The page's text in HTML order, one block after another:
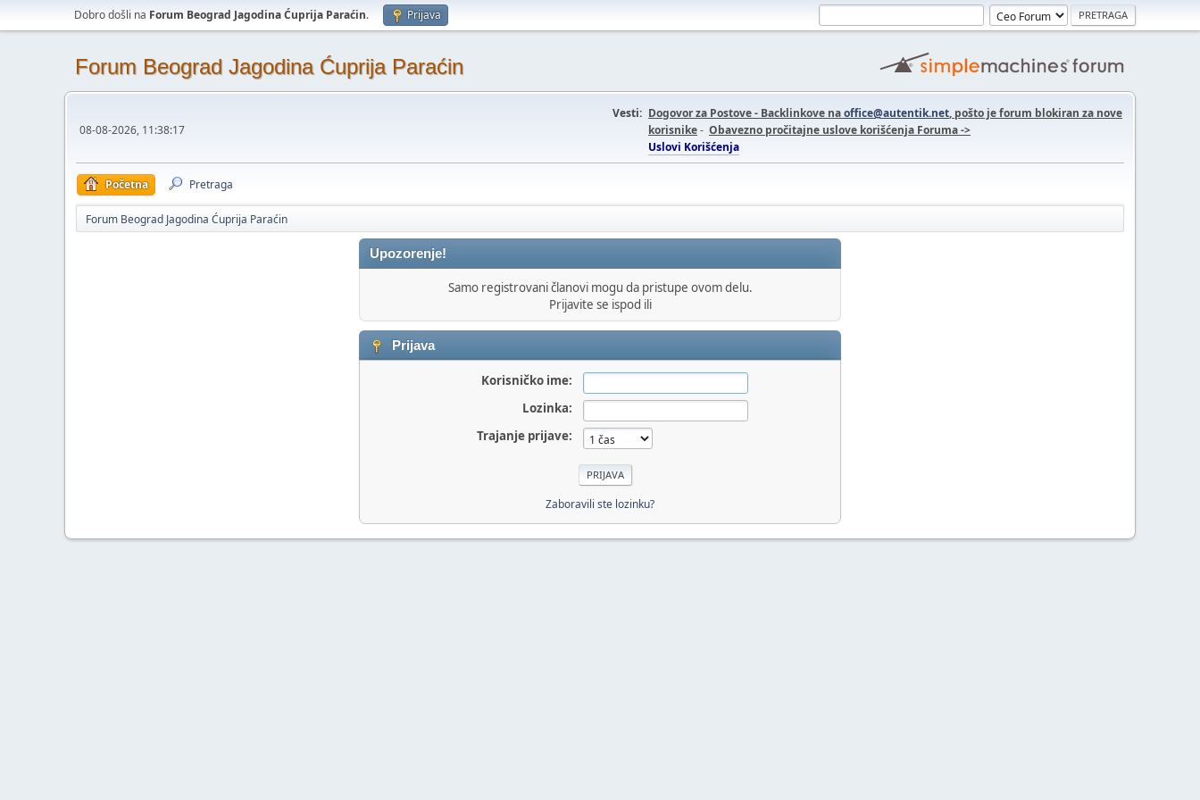
Dobro došli na Forum Beograd Jagodina Ćuprija Paraćin. Prijava
Forum Beograd Jagodina Ćuprija Paraćin
08-08-2026, 11:38:17
Vesti: Dogovor za Postove - Backlinkove naoffice@autentik.net, pošto je forum blokiran za nove
korisnike- Obavezno pročitajne uslove korišćenja Foruma ->
Uslovi Korišćenja
Početna Pretraga
Forum Beograd Jagodina Ćuprija Paraćin
Upozorenje!
Samo registrovani članovi mogu da pristupe ovom delu.
Prijavite se ispod ili
Prijava
Korisničko ime:
Lozinka:
Trajanje prijave:
Zaboravili ste lozinku?